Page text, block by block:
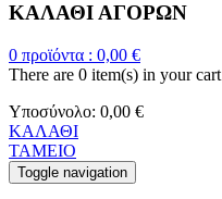
ΚΑΛΑΘΙ ΑΓΟΡΩΝ
0 προϊόντα : 0,00 €
There are 0 item(s) in your cart
Υποσύνολο: 0,00 €
ΚΑΛΑΘΙ
ΤΑΜΕΙΟ
Toggle navigation